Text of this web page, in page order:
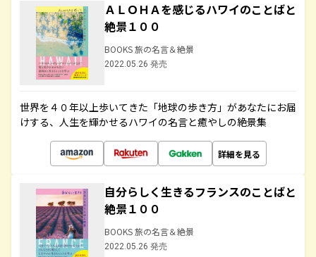
ＡＬＯＨＡを感じるハワイのことばと
絶景１００
BOOKS 旅の名言＆絶景
2022.05.26 発売
世界を４０年以上歩いてきた「地球の歩き方」があなたにお届
けする、人生を輝かせるハワイの名言と癒やしの絶景集
詳細を見る
自分らしく生きるフランスのことばと
絶景１００
BOOKS 旅の名言＆絶景
2022.05.26 発売